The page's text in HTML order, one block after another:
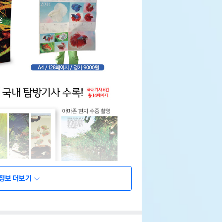
보 더보기